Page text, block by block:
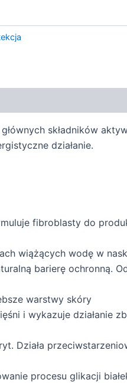
składników
działanie.
fibroblasty do
wiążących wodę w
barierę ochronną.
warstwy skóry
i wykazuje działanie
Działa
procesu glikacji